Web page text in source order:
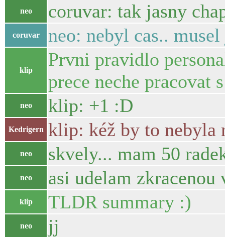
neo coruvar: tak jasny
coruvar neo: nebyl cas..
klip
Prvni pravidlo
prece neche
neo klip: +1 :D
Kedrigern klip: kéž by to nebyla
neo skvely... mam 50
neo asi udelam
klip TLDR summary :)
neo jj